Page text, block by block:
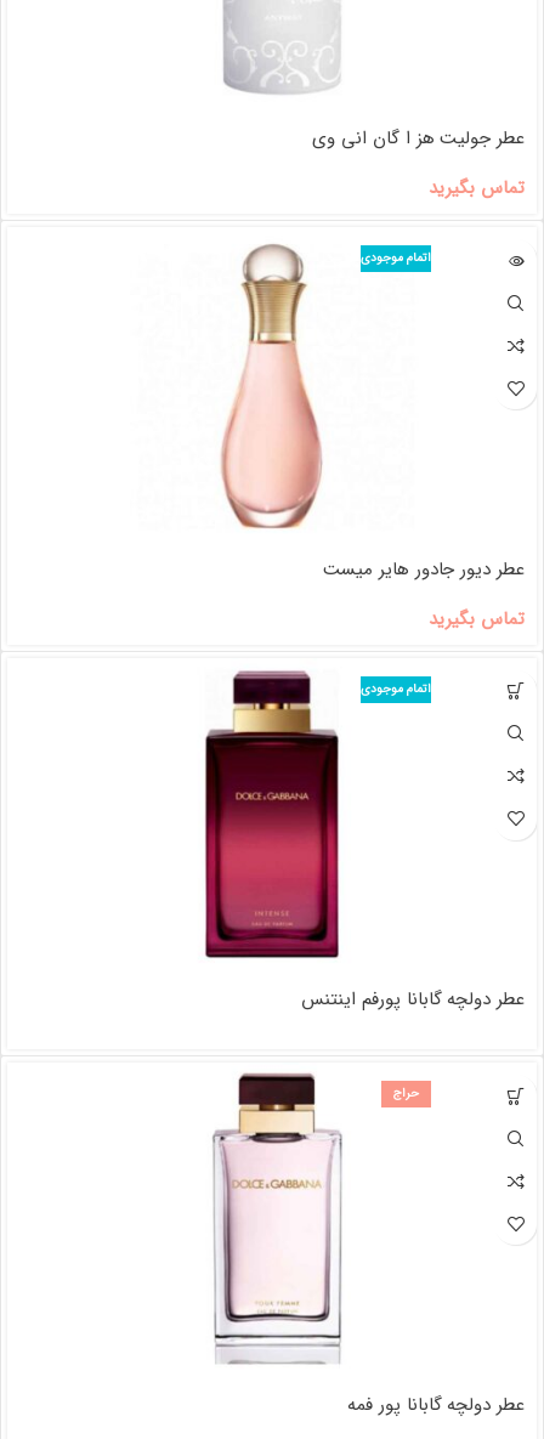
عطر جولیت هز ا گان انی وی
تماس بگیرید
اتمام موجودی
عطر دیور جادور هایر میست
تماس بگیرید
اتمام موجودی
عطر دولچه گابانا پورفم اینتنس
حراج
عطر دولچه گابانا پور فمه